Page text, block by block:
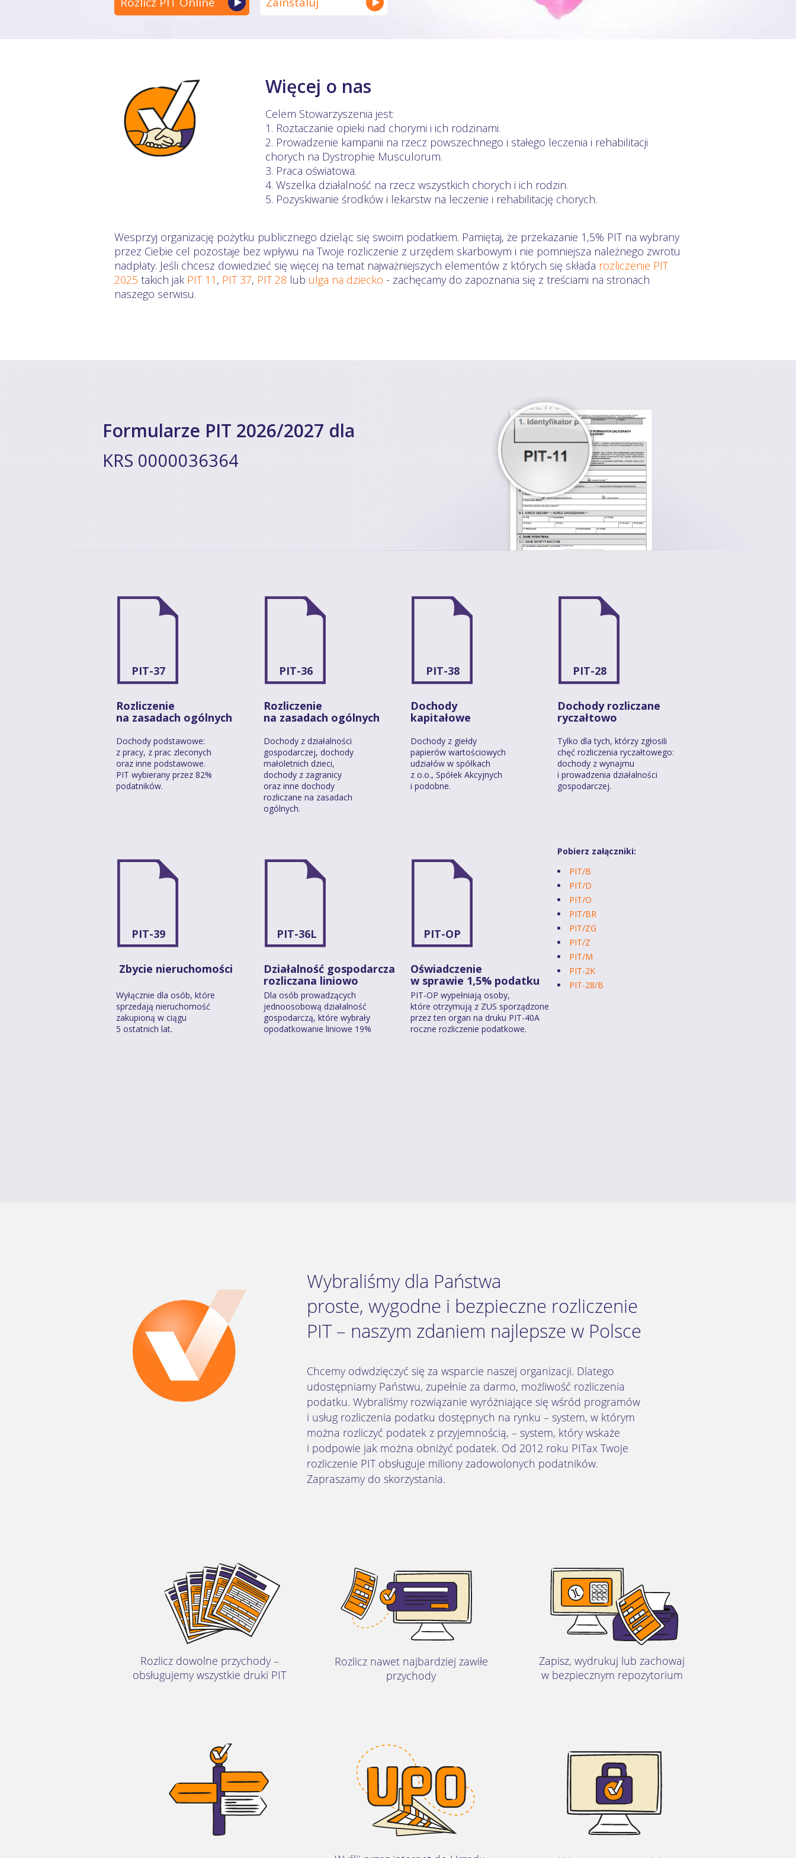
Więcej o nas
Celem Stowarzyszenia jest:
1. Roztaczanie opieki nad chorymi i ich rodzinami.
2. Prowadzenie kampanii na rzecz powszechnego i stałego leczenia i rehabilitacji
chorych na Dystrophie Musculorum.
3. Praca oświatowa.
4. Wszelka działalność na rzecz wszystkich chorych i ich rodzin.
5. Pozyskiwanie środków i lekarstw na leczenie i rehabilitację chorych.
Wesprzyj organizację pożytku publicznego dzieląc się swoim podatkiem. Pamiętaj, że przekazanie 1,5% PIT na wybrany
przez Ciebie cel pozostaje bez wpływu na Twoje rozliczenie z urzędem skarbowym i nie pomniejsza należnego zwrotu
nadpłaty. Jeśli chcesz dowiedzieć się więcej na temat najważniejszych elementów z których się składa rozliczenie PIT
2025 takich jak PIT 11 , PIT 37, PIT 28 lub ulga na dziecko - zachęcamy do zapoznania się z treściami na stronach
naszego serwisu.
Formularze PIT 2026/2027 dla
KRS 0000036364
PIT-37 PIT-36 PIT-38 PIT-28
Rozliczenie
na zasadach ogólnych
Rozliczenie
na zasadach ogólnych
Dochody
kapitałowe
Dochody rozliczane
ryczałtowo
Dochody podstawowe:
z pracy, z prac zleconych
oraz inne podstawowe.
PIT wybierany przez 82%
podatników.
Dochody z działalności
gospodarczej, dochody
małoletnich dzieci,
dochody z zagranicy
oraz inne dochody
rozliczane na zasadach
ogólnych.
Dochody z giełdy
papierów wartościowych
udziałów w spółkach
z o.o., Spółek Akcyjnych
i podobne.
Tylko dla tych, którzy zgłosili
chęć rozliczenia ryczałtowego:
dochody z wynajmu
i prowadzenia działalności
gospodarczej.
PIT-39 PIT-36L PIT-OP
Pobierz załączniki:
PIT/B
PIT/D
PIT/O
PIT/BR
PIT/ZG
PIT/Z
PIT/M
PIT-2K
PIT-28/B
Zbycie nieruchomości
Działalność gospodarcza
rozliczana liniowo
Oświadczenie
w sprawie 1,5% podatku
Wyłącznie dla osób, które
sprzedają nieruchomość
zakupioną w ciągu
5 ostatnich lat.
Dla osób prowadzących
jednoosobową działalność
gospodarczą, które wybrały
opodatkowanie liniowe 19%
PIT-OP wypełniają osoby,
które otrzymują z ZUS sporządzone
przez ten organ na druku PIT-40A
roczne rozliczenie podatkowe.
Wybraliśmy dla Państwa
proste, wygodne i bezpieczne rozliczenie
PIT – naszym zdaniem najlepsze w Polsce
Chcemy odwdzięczyć się za wsparcie naszej organizacji. Dlatego
udostępniamy Państwu, zupełnie za darmo, możliwość rozliczenia
podatku. Wybraliśmy rozwiązanie wyróżniające się wśród programów
i usług rozliczenia podatku dostępnych na rynku – system, w którym
można rozliczyć podatek z przyjemnością, – system, który wskaże
i podpowie jak można obniżyć podatek. Od 2012 roku PITax Twoje
rozliczenie PIT obsługuje miliony zadowolonych podatników.
Zapraszamy do skorzystania.
Rozlicz dowolne przychody –
obsługujemy wszystkie druki PIT
Rozlicz nawet najbardziej zawiłe
przychody
Zapisz, wydrukuj lub zachowaj
w bezpiecznym repozytorium